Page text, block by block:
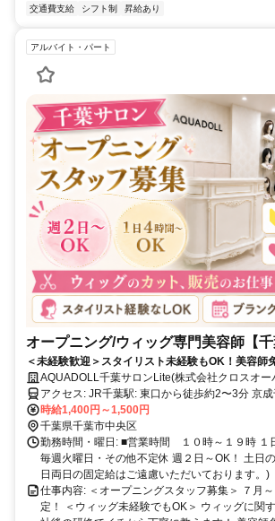
交通費支給 シフト制 昇給あり
アルバイト・パート
オープニング/ウィッグ専門美容師【千
＜未経験歓迎＞スタイリスト未経験もOK！美容師
新規開店！ウィッグ専門サロンでの美容師募集！シ
OK
AQUADOLL千葉サロンLite(株式会社クロスオー
アクセス: JR千葉駅: 東口から徒歩約2〜3分 京成千葉駅: 西口から徒歩
約2〜3分 千葉都市モノレール: 千葉駅から徒歩
時給1,400円～1,500円
千葉県千葉市中央区
勤務時間・曜日: ■営業時間 １０時～１９時
毎週火曜日・その他不定休 週２日～OK！ 土日
日両日の固定給はご遠慮いただいております。)
仕事内容: ＜オープニングスタッフ募集＞ ７月
定！ ＜ウィッグ未経験でもOK＞ ウィッグに関